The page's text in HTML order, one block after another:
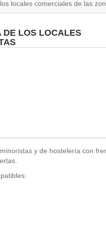
locales comerciales de las
DE LOS LOCALES
y de hostelería con